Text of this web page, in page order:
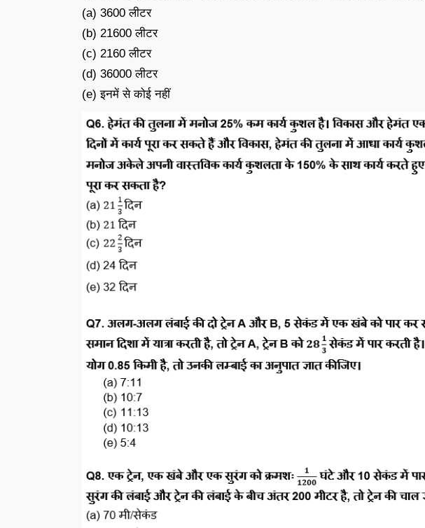
(a) 3600 लीटर
(b) 21600 लीटर
(c) 2160 लीटर
(d) 36000 लीटर
(e) इनमें से कोई नहीं